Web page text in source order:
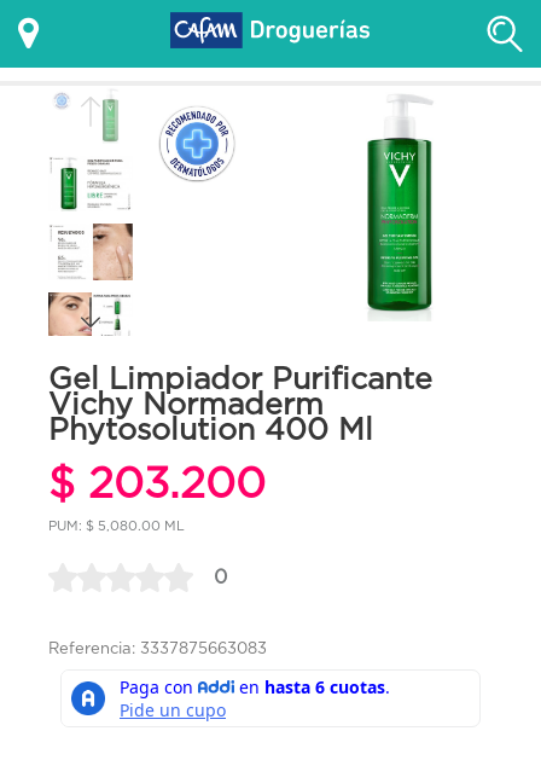
Gel Limpiador Purificante
Vichy Normaderm
Phytosolution 400 Ml
$ 203.200
PUM: $ 5,080.00 ML
0
Referencia: 3337875663083